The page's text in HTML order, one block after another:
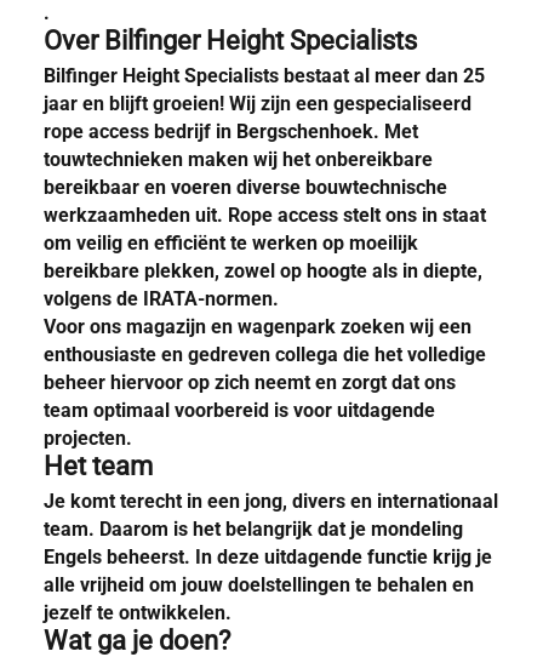
.
Over Bilfinger Height Specialists
Bilfinger Height Specialists bestaat al meer dan 25
jaar en blijft groeien! Wij zijn een gespecialiseerd
rope access bedrijf in Bergschenhoek. Met
touwtechnieken maken wij het onbereikbare
bereikbaar en voeren diverse bouwtechnische
werkzaamheden uit. Rope access stelt ons in staat
om veilig en efficiënt te werken op moeilijk
bereikbare plekken, zowel op hoogte als in diepte,
volgens de IRATA-normen.
Voor ons magazijn en wagenpark zoeken wij een
enthousiaste en gedreven collega die het volledige
beheer hiervoor op zich neemt en zorgt dat ons
team optimaal voorbereid is voor uitdagende
projecten.
Het team
Je komt terecht in een jong, divers en internationaal
team. Daarom is het belangrijk dat je mondeling
Engels beheerst. In deze uitdagende functie krijg je
alle vrijheid om jouw doelstellingen te behalen en
jezelf te ontwikkelen.
Wat ga je doen?